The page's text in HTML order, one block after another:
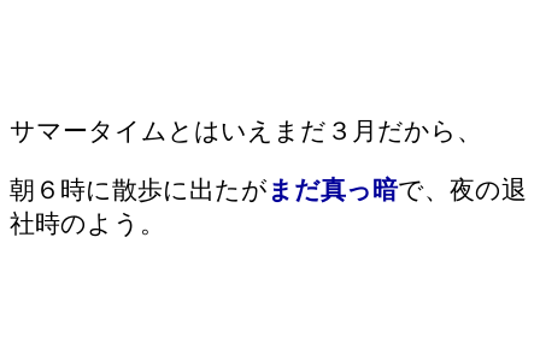
サマータイムとはいえまだ３月だから、
朝６時に散歩に出たが まだ真っ暗で、夜の退
社時のよう。